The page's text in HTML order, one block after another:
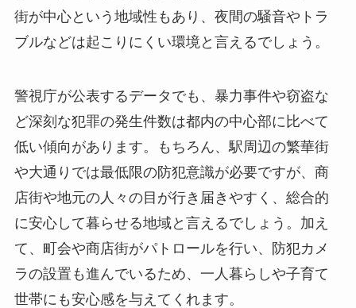
街が中心という地域性もあり、夜間の騒音やトラ
ブルなどは起こりにくい環境と言えるでしょう。
警視庁が公表するデータでも、暴力事件や窃盗な
ど深刻な犯罪の発生件数は都内の中心部に比べて
低い傾向があります。もちろん、駅周辺の繁華街
や大通りでは最低限の防犯意識が必要ですが、商
店街や地元の人々の目が行き届きやすく、総合的
に安心して暮らせる地域と言えるでしょう。加え
て、町会や商店街がパトロールを行い、防犯カメ
ラの設置も進んでいるため、一人暮らしや子育て
世帯にも安心感を与えてくれます。